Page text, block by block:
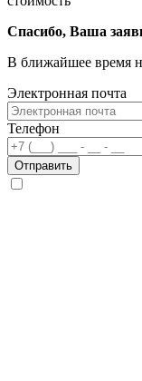
Спасибо, Ваша
В ближайшее время
Электронная почта
Телефон
Отправить